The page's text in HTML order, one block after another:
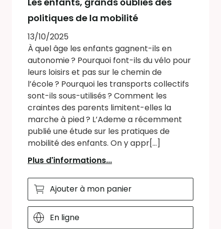
politiques de la mobilité
13/10/2025
À quel âge les enfants gagnent-ils en
autonomie ? Pourquoi font-ils du vélo pour
leurs loisirs et pas sur le chemin de
l’école ? Pourquoi les transports collectifs
sont-ils sous-utilisés ? Comment les
craintes des parents limitent-elles la
marche à pied ? L’Ademe a récemment
publié une étude sur les pratiques de
mobilité des enfants. On y appr[...]
Plus d'informations...
Ajouter à mon panier
En ligne